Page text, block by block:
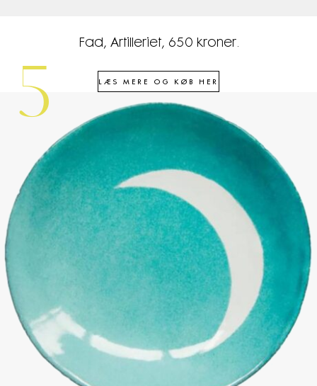
Fad, Artilleriet, 650 kroner.
LÆS MERE OG KØB HER
5